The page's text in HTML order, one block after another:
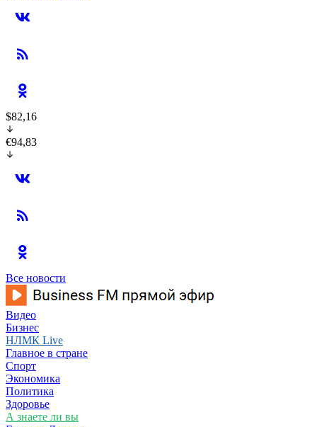
$82,16
€94,83
Все новости
Видео
Бизнес
НЛМК Live
Главное в стране
Спорт
Экономика
Политика
Здоровье
А знаете ли вы